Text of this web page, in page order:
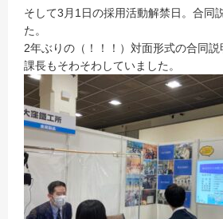
そして3月1日の採用活動解禁日。合同
た。
2年ぶりの（！！！）対面形式の合同
課長もそわそわしていました。